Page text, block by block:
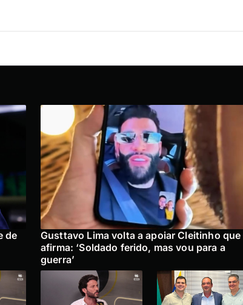
de
Gusttavo Lima volta a apoiar Cleitinho que
afirma: ‘Soldado ferido, mas vou para a
guerra’